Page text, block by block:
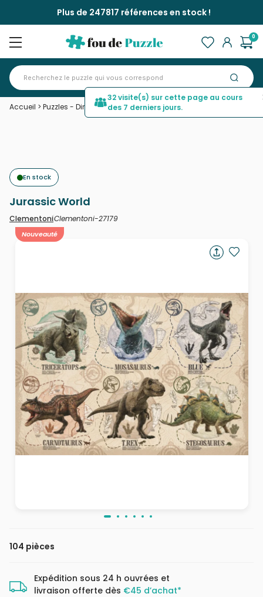
Plus de 247817 références en stock !
0
Accueil > Puzzles - Dinosaures> Jurassic World
En stock
Jurassic World
ClementoniClementoni-27179
Nouveauté
104 pièces
Expédition sous 24 h ouvrées et
livraison offerte dès €45 d’achat*
32 visite(s) sur cette page au cours
des 7 derniers jours.